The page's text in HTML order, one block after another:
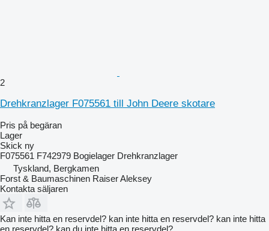
2
Drehkranzlager F075561 till John Deere skotare
Pris på begäran
Lager
Skick ny
F075561 F742979 Bogielager Drehkranzlager
Tyskland, Bergkamen
Forst & Baumaschinen Raiser Aleksey
Kontakta säljaren
Kan inte hitta en reservdel? kan inte hitta en reservdel? kan inte hitta
en reservdel? kan du inte hitta en reservdel?